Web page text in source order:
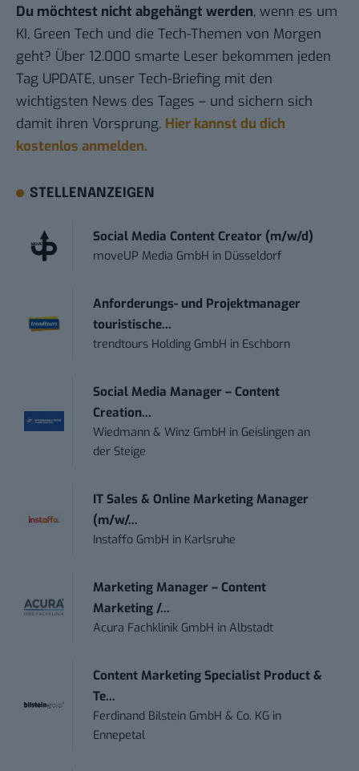
Du möchtest nicht abgehängt werden, wenn es um
KI, Green Tech und die Tech-Themen von Morgen
geht? Über 12.000 smarte Leser bekommen jeden
Tag UPDATE, unser Tech-Briefing mit den
wichtigsten News des Tages – und sichern sich
damit ihren Vorsprung. Hier kannst du dich
kostenlos anmelden.
STELLENANZEIGEN
Social Media Content Creator (m/w/d)
moveUP Media GmbH in Düsseldorf
Anforderungs- und Projektmanager
touristische...
trendtours Holding GmbH in Eschborn
Social Media Manager – Content
Creation...
Wiedmann & Winz GmbH in Geislingen an
der Steige
IT Sales & Online Marketing Manager
(m/w/...
Instaffo GmbH in Karlsruhe
Marketing Manager – Content
Marketing /...
Acura Fachklinik GmbH inAlbstadt
Content Marketing Specialist Product &
Te...
Ferdinand Bilstein GmbH & Co. KG in
Ennepetal